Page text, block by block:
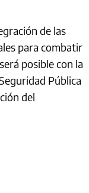
de las
para combatir
posible con la
Pública
del